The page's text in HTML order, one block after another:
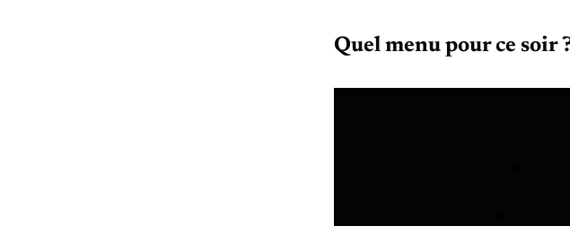
Quel menu pour ce soir